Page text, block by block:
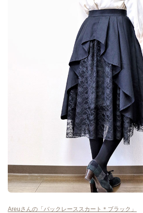
Areuさんの「バックレーススカート＊ブラック」